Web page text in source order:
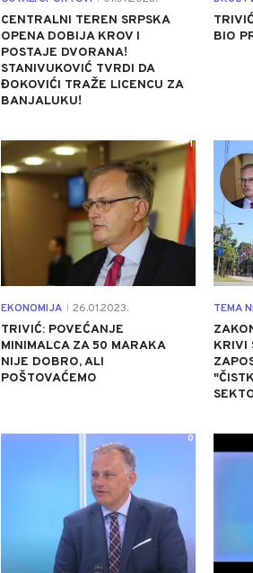
CENTRALNI TEREN SRPSKA
OPENA DOBIJA KROV I
POSTAJE DVORANA!
STANIVUKOVIĆ TVRDI DA
ĐOKOVIĆI TRAŽE LICENCU ZA
BANJALUKU!
BIO
EKONOMIJA 26.01.2023.
TRIVIĆ: POVEĆANJE
MINIMALCA ZA 50 MARAKA
NIJE DOBRO, ALI
POŠTOVAĆEMO
1
TEMA
KRIVI
0